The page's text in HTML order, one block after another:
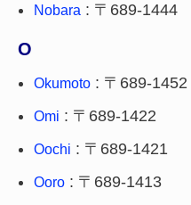
Nobara : 〒689-1444
O
Okumoto : 〒689-1452
Omi : 〒689-1422
Oochi : 〒689-1421
Ooro : 〒689-1413